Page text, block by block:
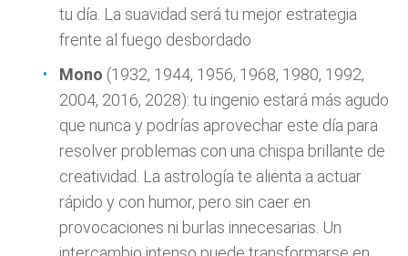
tu día. La suavidad será tu mejor estrategia
frente al fuego desbordado
Mono (1932, 1944, 1956, 1968, 1980, 1992,
2004, 2016, 2028): tu ingenio estará más agudo
que nunca y podrías aprovechar este día para
resolver problemas con una chispa brillante de
creatividad. La astrología te alienta a actuar
rápido y con humor, pero sin caer en
provocaciones ni burlas innecesarias. Un